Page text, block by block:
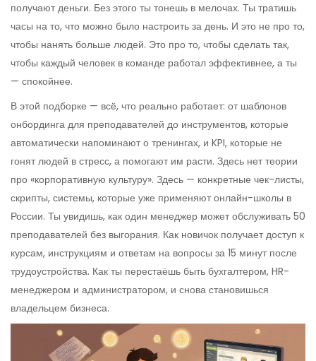
получают деньги. Без этого ты тонешь в мелочах. Ты тратишь
часы на то, что можно было настроить за день. И это не про то,
чтобы нанять больше людей. Это про то, чтобы сделать так,
чтобы каждый человек в команде работал эффективнее, а ты
— спокойнее.
В этой подборке — всё, что реально работает: от шаблонов
онбординга для преподавателей до инструментов, которые
автоматически напоминают о тренингах, и KPI, которые не
гонят людей в стресс, а помогают им расти. Здесь нет теории
про «корпоративную культуру». Здесь — конкретные чек-листы,
скрипты, системы, которые уже применяют онлайн-школы в
России. Ты увидишь, как один менеджер может обслуживать 50
преподавателей без выгорания. Как новичок получает доступ к
курсам, инструкциям и ответам на вопросы за 15 минут после
трудоустройства. Как ты перестаёшь быть бухгалтером, HR-
менеджером и администратором, и снова становишься
владельцем бизнеса.